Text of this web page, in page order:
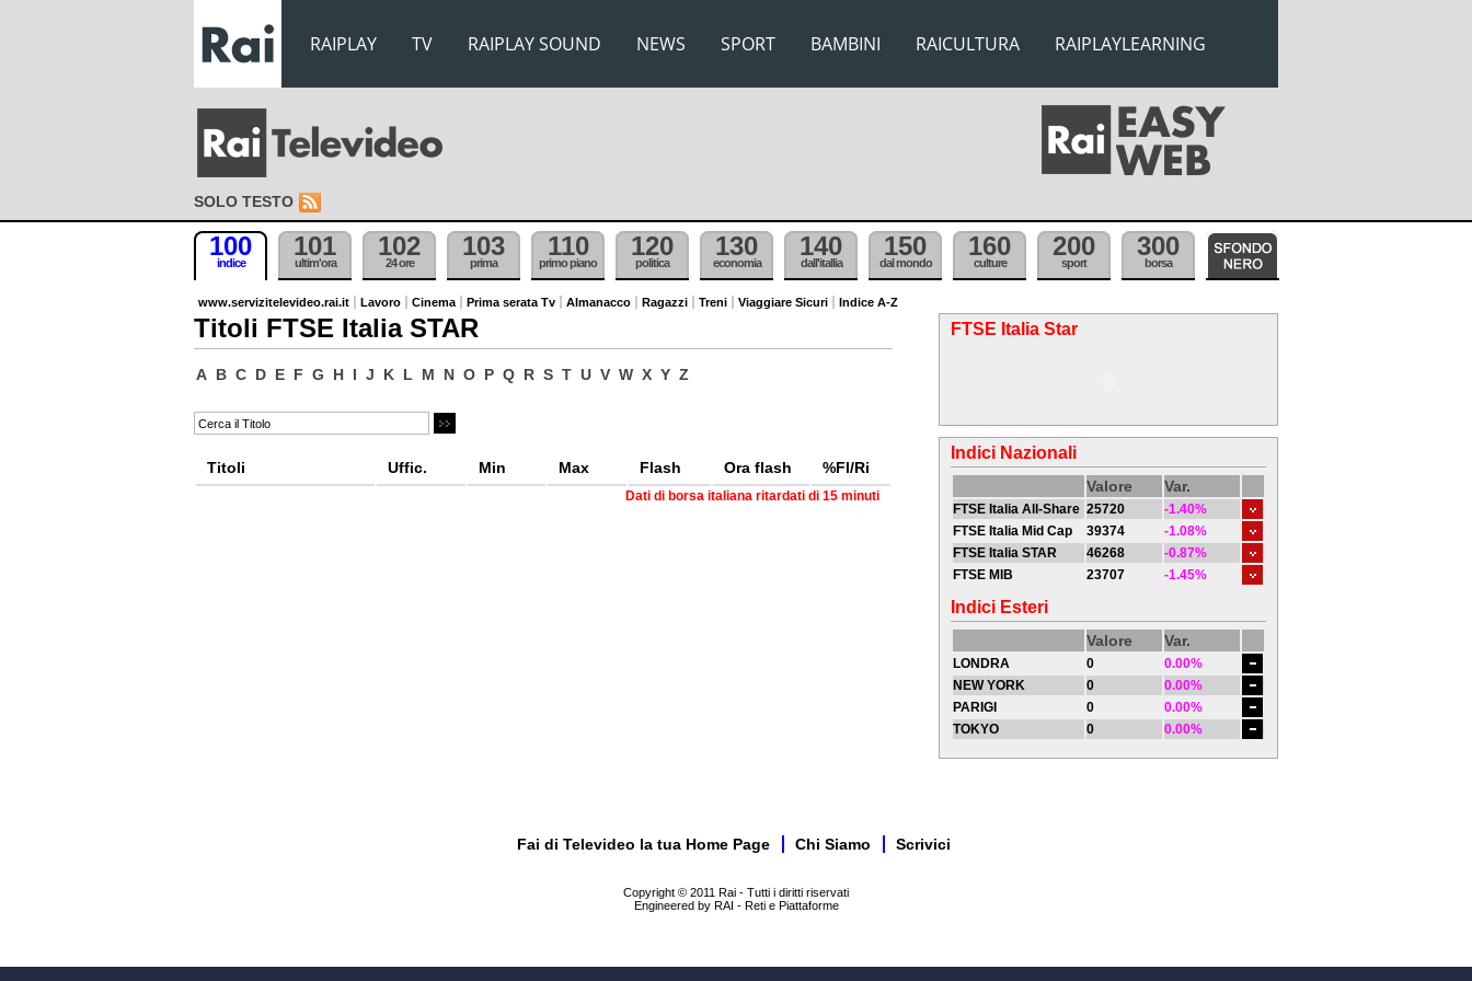
RAIPLAY TV RAIPLAY SOUND NEWS SPORT BAMBINI RAICULTURA RAIPLAYLEARNING
SOLO TESTO
100
indice
101
ultim'ora
102
24 ore
103
prima
110
primo piano
120
politica
130
economia
140
dall'itallia
150
dal mondo
160
culture
200
sport
300
borsa
www.servizitelevideo.rai.it Lavoro Cinema Prima serata Tv Almanacco Ragazzi Treni Viaggiare Sicuri Indice A-Z
Titoli FTSE Italia STAR
A B C D E F G H I J K L M N O P Q R S T U V W X Y Z
Titoli Uffic. Min Max Flash Ora flash %Fl/Ri
Dati di borsa italiana ritardati di 15 minuti
FTSE Italia Star
Indici Nazionali
Valore Var.
FTSE Italia All-Share 25720
-1.40%
FTSE Italia Mid Cap
39374
-1.08%
FTSE Italia STAR
46268
-0.87%
FTSE MIB
23707 -1.45%
Indici Esteri
Valore Var.
LONDRA 0
0.00%
NEW YORK
0
0.00%
PARIGI
0
0.00%
TOKYO
0 0.00%
Fai di Televideo la tua Home Page Chi Siamo Scrivici
Copyright © 2011 Rai - Tutti i diritti riservati
Engineered by RAI - Reti e Piattaforme